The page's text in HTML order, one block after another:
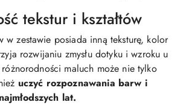
tekstur i kształtów
w zestawie posiada inną teksturę, kolor
rozwijaniu zmysłu dotyku i wzroku u
maluch może nie tylko
uczyć rozpoznawania barw i
lat.